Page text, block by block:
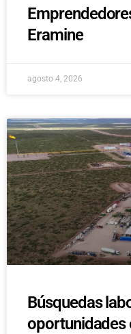
Eramine
agosto 4, 2026
Búsquedas
oportunidades